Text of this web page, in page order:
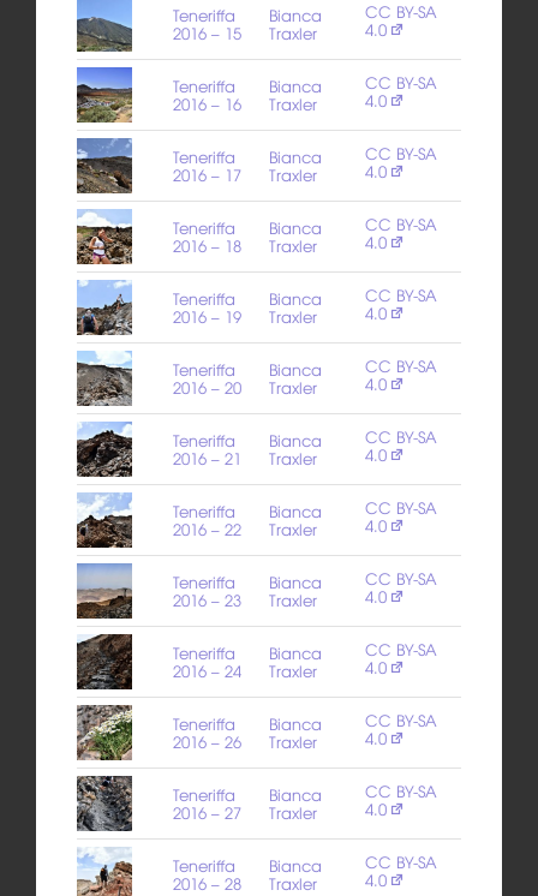
Teneriffa
2016 – 15
Bianca
Traxler
CC BY-SA
4.0
Teneriffa
2016 – 16
Bianca
Traxler
CC BY-SA
4.0
Teneriffa
2016 – 17
Bianca
Traxler
CC BY-SA
4.0
Teneriffa
2016 – 18
Bianca
Traxler
CC BY-SA
4.0
Teneriffa
2016 – 19
Bianca
Traxler
CC BY-SA
4.0
Teneriffa
2016 – 20
Bianca
Traxler
CC BY-SA
4.0
Teneriffa
2016 – 21
Bianca
Traxler
CC BY-SA
4.0
Teneriffa
2016 – 22
Bianca
Traxler
CC BY-SA
4.0
Teneriffa
2016 – 23
Bianca
Traxler
CC BY-SA
4.0
Teneriffa
2016 – 24
Bianca
Traxler
CC BY-SA
4.0
Teneriffa
2016 – 26
Bianca
Traxler
CC BY-SA
4.0
Teneriffa
2016 – 27
Bianca
Traxler
CC BY-SA
4.0
Teneriffa
2016 – 28
Bianca
Traxler
CC BY-SA
4.0